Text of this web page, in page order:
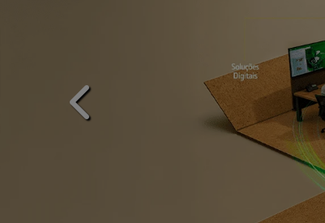
templates.template-